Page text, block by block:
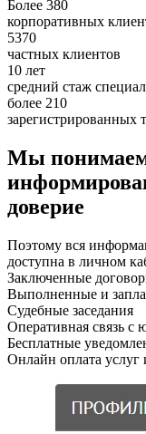
Более 380
корпоративных
5370
частных клиентов
10 лет
средний стаж
более 210
зарегистрированных
Мы
доверие
Поэтому вся
доступна в личном
Заключенные
Выполненные и
Судебные заседания
Оперативная связь с
Бесплатные
Онлайн оплата услуг